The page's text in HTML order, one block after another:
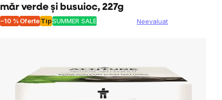
măr verde și busuioc, 227g
–10 % OferteTipSUMMER SALE
Evaluarea
este
0,0
din
5
Neevaluat